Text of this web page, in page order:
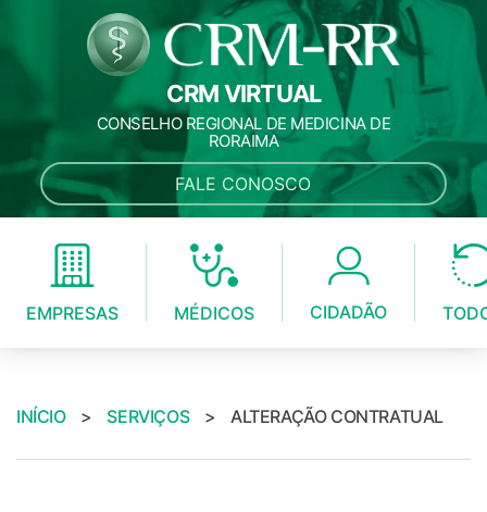
CRM VIRTUAL
CONSELHO REGIONAL DE MEDICINA DE
RORAIMA
FALE CONOSCO
EMPRESAS MÉDICOS CIDADÃO
INÍCIO > SERVIÇOS > ALTERAÇÃO CONTRATUAL